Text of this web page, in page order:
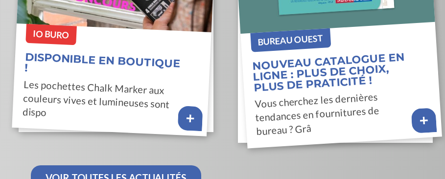
IO BURO
DISPONIBLE EN BOUTIQUE
!
Les pochettes Chalk Marker aux
couleurs vives et lumineuses sont
dispo
BUREAU OUEST
NOUVEAU CATALOGUE EN
LIGNE : PLUS DE CHOIX,
PLUS DE PRATICITÉ !
Vous cherchez les dernières
tendances en fournitures de
bureau ? Grâ